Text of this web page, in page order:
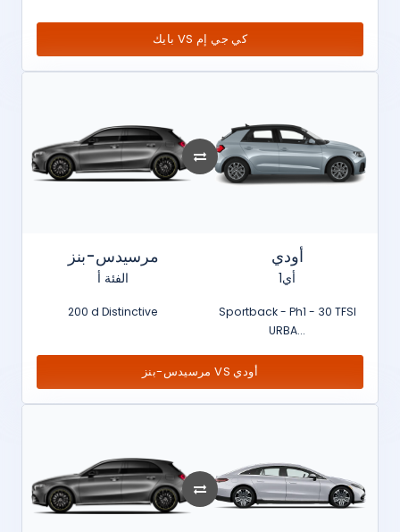
بايك VS كي جي إم
مرسيدس-بنز
الفئة أ
200 d Distinctive
أودي
أي1
Sportback - Ph1 - 30 TFSI
URBA...
مرسيدس-بنز VS أودي